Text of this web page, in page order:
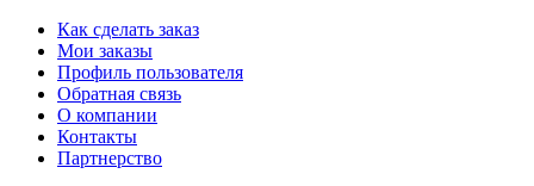
Как сделать заказ
Мои заказы
Профиль пользователя
Обратная связь
О компании
Контакты
Партнерство